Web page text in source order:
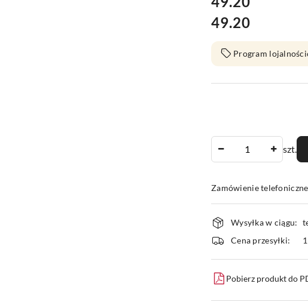
Cena:
49.20
Program
szt.
Zamówienie
Dostępność
i
dostawa
Wysyłka w ciągu:
Cena przesyłki:
Pobierz produkt do